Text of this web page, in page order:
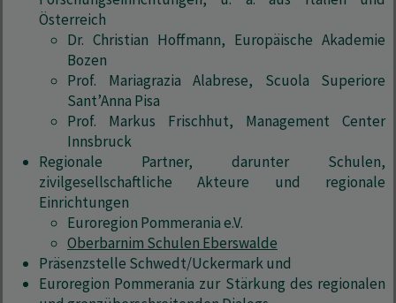
Österreich
Dr. Christian Hoffmann, Europäische Akademie
Bozen
Prof. Mariagrazia Alabrese, Scuola Superiore
Sant’Anna Pisa
Prof. Markus Frischhut, Management Center
Innsbruck
Regionale Partner, darunter Schulen,
zivilgesellschaftliche Akteure und regionale
Einrichtungen
Euroregion Pommerania e.V.
Oberbarnim Schulen Eberswalde
Präsenzstelle Schwedt/Uckermark und
Euroregion Pommerania zur Stärkung des regionalen